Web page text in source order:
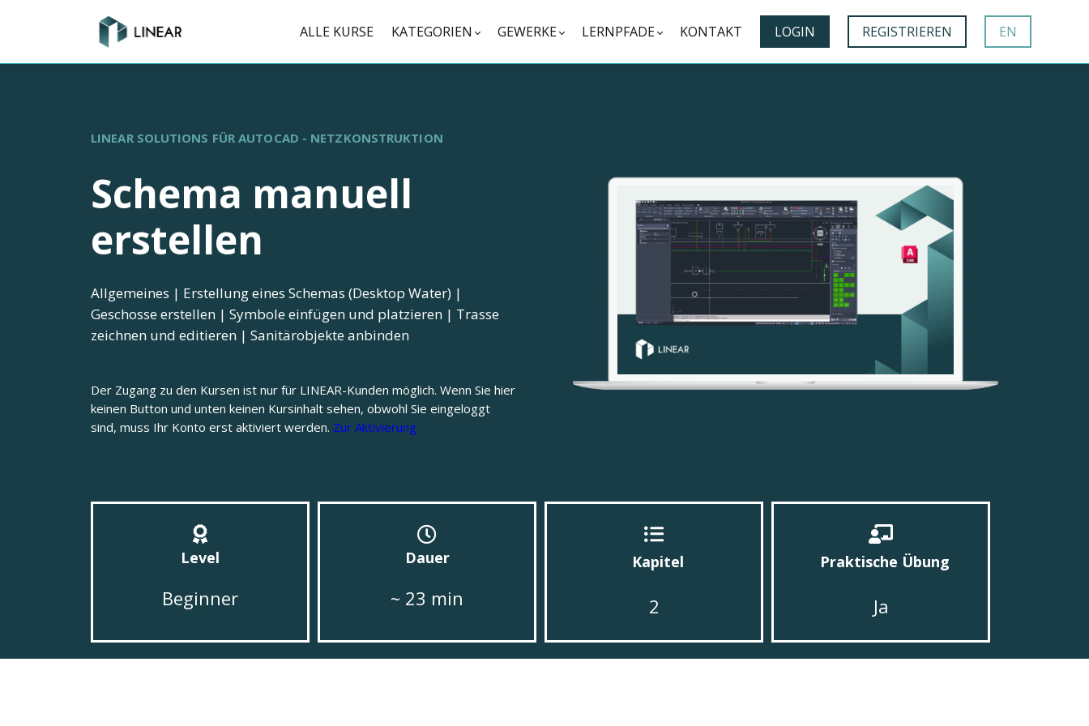
ALLE KURSE KATEGORIEN GEWERKE LERNPFADE KONTAKT LOGIN REGISTRIEREN EN
LINEAR SOLUTIONS FÜR AUTOCAD - NETZKONSTRUKTION
Schema manuell
erstellen
Allgemeines | Erstellung eines Schemas (Desktop Water) |
Geschosse erstellen | Symbole einfügen und platzieren | Trasse
zeichnen und editieren | Sanitärobjekte anbinden
Der Zugang zu den Kursen ist nur für LINEAR-Kunden möglich. Wenn Sie hier
keinen Button und unten keinen Kursinhalt sehen, obwohl Sie eingeloggt
sind, muss Ihr Konto erst aktiviert werden. Zur Aktivierung
Level
Beginner
Dauer
~ 23 min
Kapitel
2
Praktische Übung
Ja